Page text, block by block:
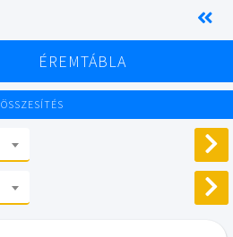
ÉREMTÁBLA
ÖSSZESÍTÉS